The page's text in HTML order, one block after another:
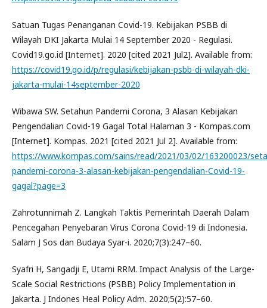
Satuan Tugas Penanganan Covid-19. Kebijakan PSBB di
Wilayah DKI Jakarta Mulai 14 September 2020 - Regulasi.
Covid19.go.id [Internet]. 2020 [cited 2021 Jul2]. Available from:
https://covid19.go.id/p/regulasi/kebijakan-psbb-di-wilayah-dki-
jakarta-mulai-14september-2020
Wibawa SW. Setahun Pandemi Corona, 3 Alasan Kebijakan
Pengendalian Covid-19 Gagal Total Halaman 3 - Kompas.com
[Internet]. Kompas. 2021 [cited 2021 Jul 2]. Available from:
https://www.kompas.com/sains/read/2021/03/02/163200023/
pandemi-corona-3-alasan-kebijakan-pengendalian-Covid-19-
gagal?page=3
Zahrotunnimah Z. Langkah Taktis Pemerintah Daerah Dalam
Pencegahan Penyebaran Virus Corona Covid-19 di Indonesia.
Salam J Sos dan Budaya Syar-i. 2020;7(3):247–60.
Syafri H, Sangadji E, Utami RRM. Impact Analysis of the Large-
Scale Social Restrictions (PSBB) Policy Implementation in
Jakarta. J Indones Heal Policy Adm. 2020;5(2):57–60.